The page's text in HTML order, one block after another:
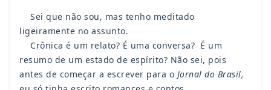
Sei que não sou, mas tenho meditado
ligeiramente no assunto.
Crônica é um relato? É uma conversa? É um
resumo de um estado de espírito? Não sei, pois
antes de começar a escrever para o Jornal do Brasil,